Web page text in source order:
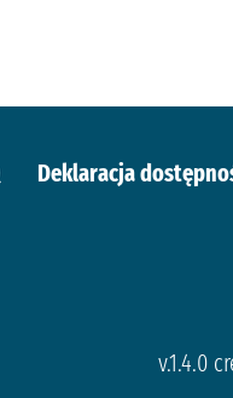
Deklaracja
v.1.4.0